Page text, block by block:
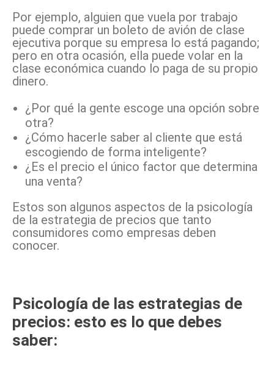
Por ejemplo, alguien que vuela por trabajo
puede comprar un boleto de avión de clase
ejecutiva porque su empresa lo está pagando;
pero en otra ocasión, ella puede volar en la
clase económica cuando lo paga de su propio
dinero.
¿Por qué la gente escoge una opción sobre
otra?
¿Cómo hacerle saber al cliente que está
escogiendo de forma inteligente?
¿Es el precio el único factor que determina
una venta?
Estos son algunos aspectos de la psicología
de la estrategia de precios que tanto
consumidores como empresas deben
conocer.
Psicología de las estrategias de
precios: esto es lo que debes
saber: